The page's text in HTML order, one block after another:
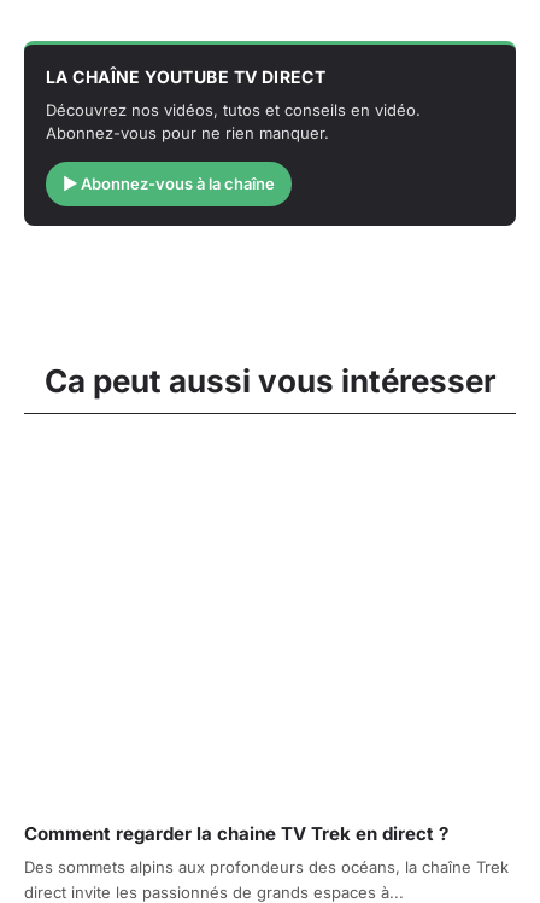
LA CHAÎNE YOUTUBE TV DIRECT
Découvrez nos vidéos, tutos et conseils en vidéo.
Abonnez-vous pour ne rien manquer.
▶ Abonnez-vous à la chaîne
Ca peut aussi vous intéresser
Comment regarder la chaine TV Trek en direct ?
Des sommets alpins aux profondeurs des océans, la chaîne Trek
direct invite les passionnés de grands espaces à...